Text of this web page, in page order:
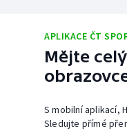
APLIKACE ČT
Mějte
S mobilní aplikací,
Sledujte přímé